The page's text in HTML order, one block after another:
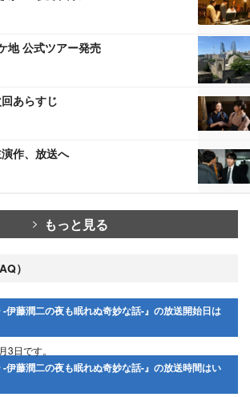
地 公式ツアー発売
回あらすじ
作、放送へ
もっと見る
）
-伊藤潤二の夜も眠れぬ奇妙な話-』の放送開始日は
3日です。
-伊藤潤二の夜も眠れぬ奇妙な話-』の放送時間はい